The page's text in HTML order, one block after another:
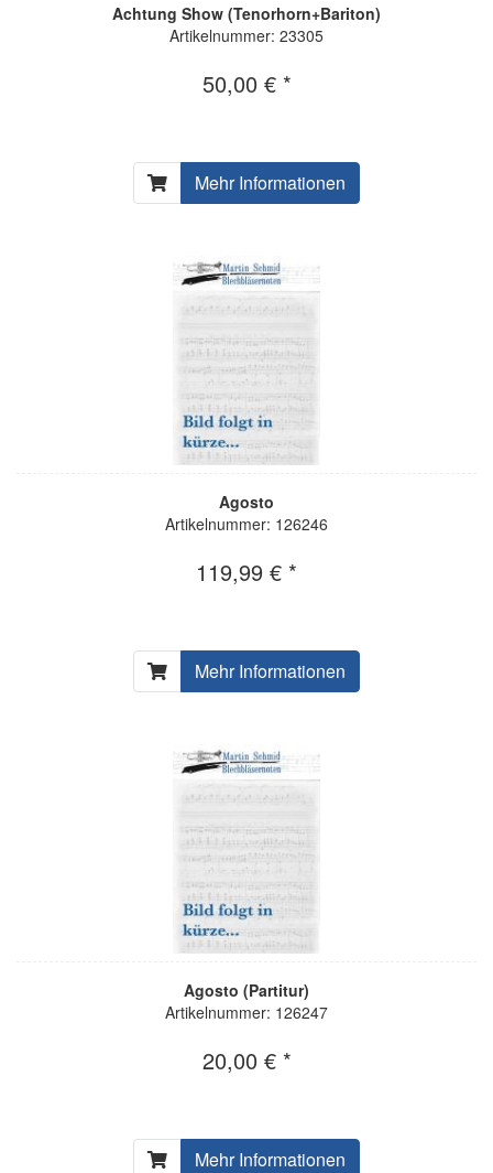
Achtung Show (Tenorhorn+Bariton)
Artikelnummer: 23305
50,00 € *
Mehr Informationen
Agosto
Artikelnummer: 126246
119,99 € *
Mehr Informationen
Agosto (Partitur)
Artikelnummer: 126247
20,00 € *
Mehr Informationen